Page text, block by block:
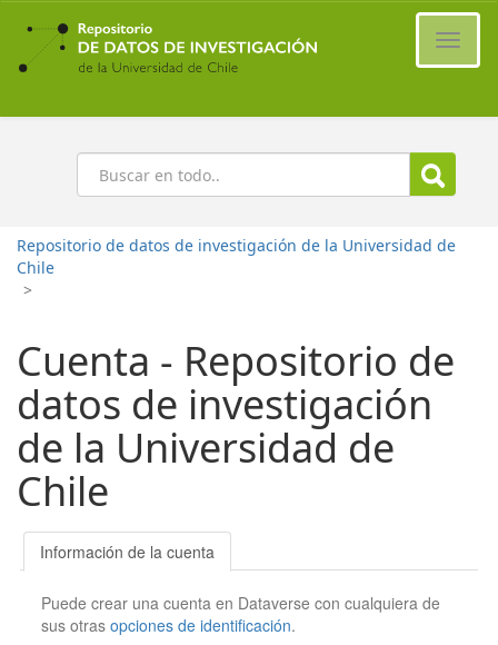
Ir
contenido
principal
Buscar
Repositorio de datos de investigación de la Universidad de
Chile
>
Cuenta - Repositorio de
datos de investigación
de la Universidad de
Chile
Información de la cuenta
Puede crear una cuenta en Dataverse con cualquiera de
sus otrasopciones de identificación.